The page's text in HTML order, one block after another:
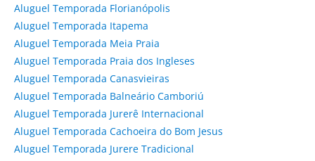
Aluguel Temporada Florianópolis
Aluguel Temporada Itapema
Aluguel Temporada Meia Praia
Aluguel Temporada Praia dos Ingleses
Aluguel Temporada Canasvieiras
Aluguel Temporada Balneário Camboriú
Aluguel Temporada Jurerê Internacional
Aluguel Temporada Cachoeira do Bom Jesus
Aluguel Temporada Jurere Tradicional